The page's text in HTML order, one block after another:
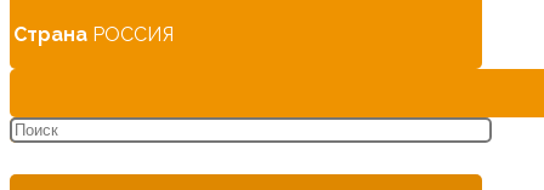
Страна РОССИЯ